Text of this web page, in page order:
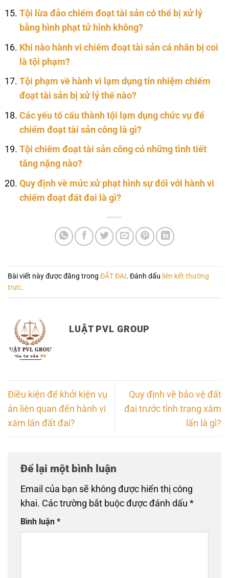
Tội lừa đảo chiếm đoạt tài sản có thể bị xử lý
bằng hình phạt tử hình không?
Khi nào hành vi chiếm đoạt tài sản cá nhân bị coi
là tội phạm?
Tội phạm về hành vi lạm dụng tín nhiệm chiếm
đoạt tài sản bị xử lý thế nào?
Các yếu tố cấu thành tội lạm dụng chức vụ để
chiếm đoạt tài sản công là gì?
Tội chiếm đoạt tài sản công có những tình tiết
tăng nặng nào?
Quy định về mức xử phạt hình sự đối với hành vi
chiếm đoạt đất đai là gì?
Bài viết này được đăng trong ĐẤT ĐAI. Đánh dấu liên kết thường
trực.
LUẬT PVL GROUP
Điều kiện để khởi kiện vụ
án liên quan đến hành vi
xâm lấn đất đai?
Quy định về bảo vệ đất
đai trước tình trạng xâm
lấn là gì?
Để lại một bình luận
Email của bạn sẽ không được hiển thị công
khai. Các trường bắt buộc được đánh dấu *
Bình luận *